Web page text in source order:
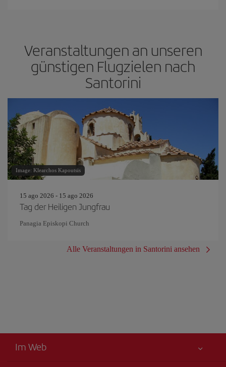
Veranstaltungen an unseren
günstigen Flugzielen nach
Santorini
Image: Klearchos Kapoutsis
15 ago 2026 - 15 ago 2026
Tag der Heiligen Jungfrau
Panagia Episkopi Church
Alle Veranstaltungen in Santorini ansehen
Im Web